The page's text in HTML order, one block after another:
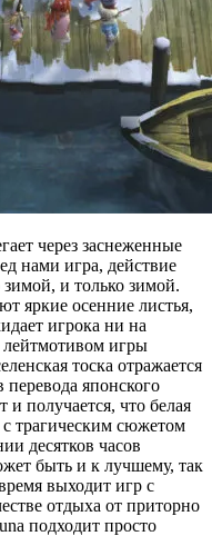
через заснеженные
нами игра, действие
и только зимой.
яркие осенние листья,
игрока ни на
лейтмотивом игры
тоска отражается
японского
и получается, что белая
трагическим сюжетом
десятков часов
быть и к лучшему, так
выходит игр с
отдыха от приторно
подходит просто